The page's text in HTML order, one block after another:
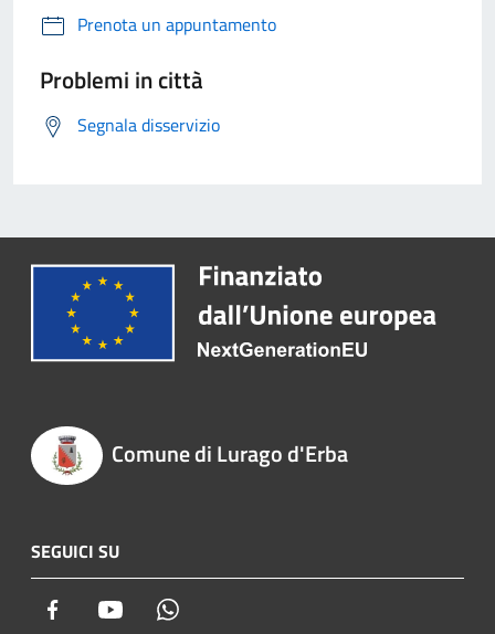
Prenota un appuntamento
Problemi in città
Segnala disservizio
Comune di Lurago d'Erba
SEGUICI SU
Facebook Youtube